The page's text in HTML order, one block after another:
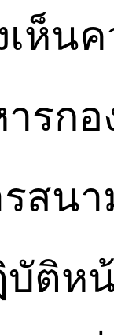
เห็
รกอ
สน
บัติห